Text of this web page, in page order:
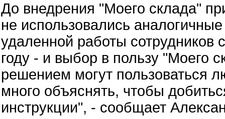
До внедрения "Моего склада"
не использовались
удаленной работы сотрудников
году - и выбор в пользу "Моего
решением могут пользоваться
много объяснять, чтобы
инструкции", - сообщает